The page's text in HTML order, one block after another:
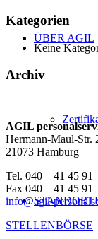
ÜBER AGIL
Kategorien
Keine
Archiv
AGIL
Hermann-Maul-Str.
21073 Hamburg
Tel. 040 – 41 45 91
Fax 040 – 41 45 91
info@agil-
STELLENBÖRSE